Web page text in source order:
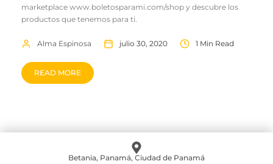
marketplace www.boletosparami.com/shop y descubre los
productos que tenemos para ti.
Alma Espinosa julio 30, 2020 1 Min Read
READ MORE
Betania, Panamá, Ciudad de Panamá